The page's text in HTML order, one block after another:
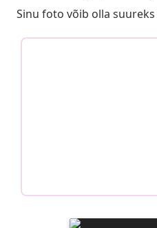
Sinu foto võib olla